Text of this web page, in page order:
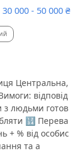
30 000 - 50 000 ₴
Центральна,
відповід
з людьми готов
🔢 Перева
+ % від особис
та а